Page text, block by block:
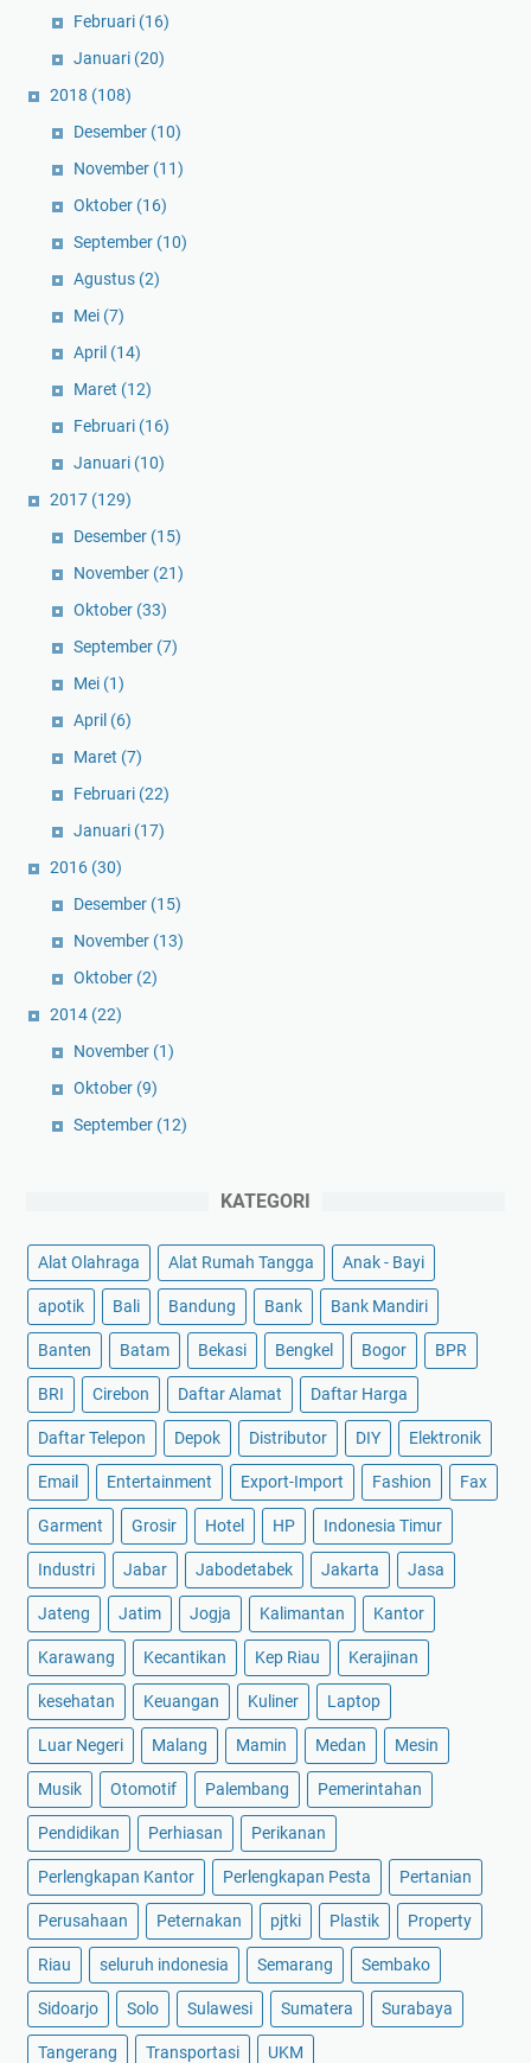
Februari (16)
Januari (20)
2018 (108)
Desember (10)
November (11)
Oktober (16)
September (10)
Agustus (2)
Mei (7)
April (14)
Maret (12)
Februari (16)
Januari (10)
2017 (129)
Desember (15)
November (21)
Oktober (33)
September (7)
Mei (1)
April (6)
Maret (7)
Februari (22)
Januari (17)
2016 (30)
Desember (15)
November (13)
Oktober (2)
2014 (22)
November (1)
Oktober (9)
September (12)
KATEGORI
Alat Olahraga Alat Rumah Tangga Anak - Bayi
apotik Bali Bandung Bank Bank Mandiri
Banten Batam Bekasi Bengkel Bogor BPR
BRI Cirebon Daftar Alamat Daftar Harga
Daftar Telepon Depok Distributor DIY Elektronik
Email Entertainment Export-Import Fashion Fax
Garment Grosir Hotel HP Indonesia Timur
Industri Jabar Jabodetabek Jakarta Jasa
Jateng Jatim Jogja Kalimantan Kantor
Karawang Kecantikan Kep Riau Kerajinan
kesehatan Keuangan Kuliner Laptop
Luar Negeri Malang Mamin Medan Mesin
Musik Otomotif Palembang Pemerintahan
Pendidikan Perhiasan Perikanan
Perlengkapan Kantor Perlengkapan Pesta Pertanian
Perusahaan Peternakan pjtki Plastik Property
Riau seluruh indonesia Semarang Sembako
Sidoarjo Solo Sulawesi Sumatera Surabaya
Tangerang Transportasi UKM